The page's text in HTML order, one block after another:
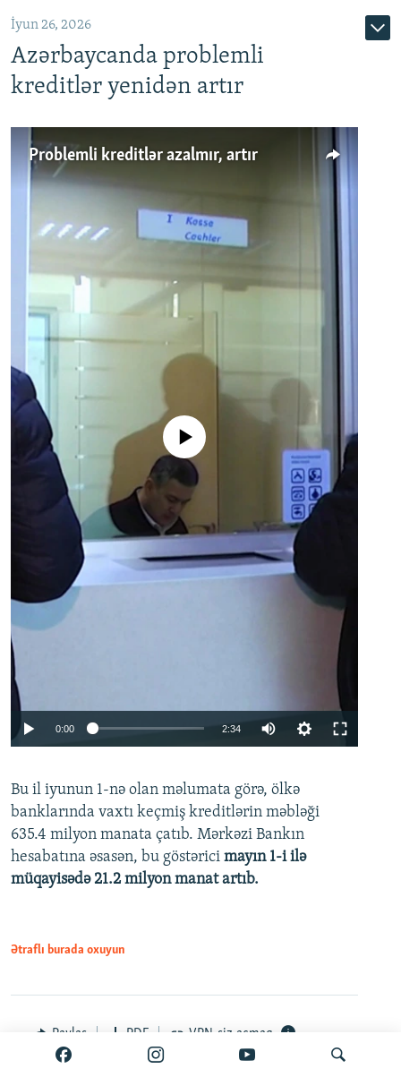
İyun 26, 2026
Azərbaycanda problemli
kreditlər yenidən artır
Problemli kreditlər azalmır, artır
Auto 240p 360p 480p
No media source currently available
0:00 2:34
360p
480p
720p
Bu il iyunun 1-nə olan məlumata görə, ölkə
banklarında vaxtı keçmiş kreditlərin məbləği
635.4 milyon manata çatıb. Mərkəzi Bankın
hesabatına əsasən, bu göstərici mayın 1-i ilə
müqayisədə 21.2 milyon manat artıb.
Ətraflı burada oxuyun
Paylaş PDF VPN-siz açmaq